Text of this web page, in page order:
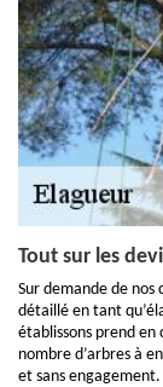
Tout sur les
Sur demande de nos
détaillé en tant
établissons prend en
nombre d’arbres à
et sans